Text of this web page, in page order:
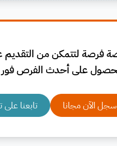
فرصة لتتمكن من التقديم
على أحدث الفرص
سجل الآن مجانا تابعنا على